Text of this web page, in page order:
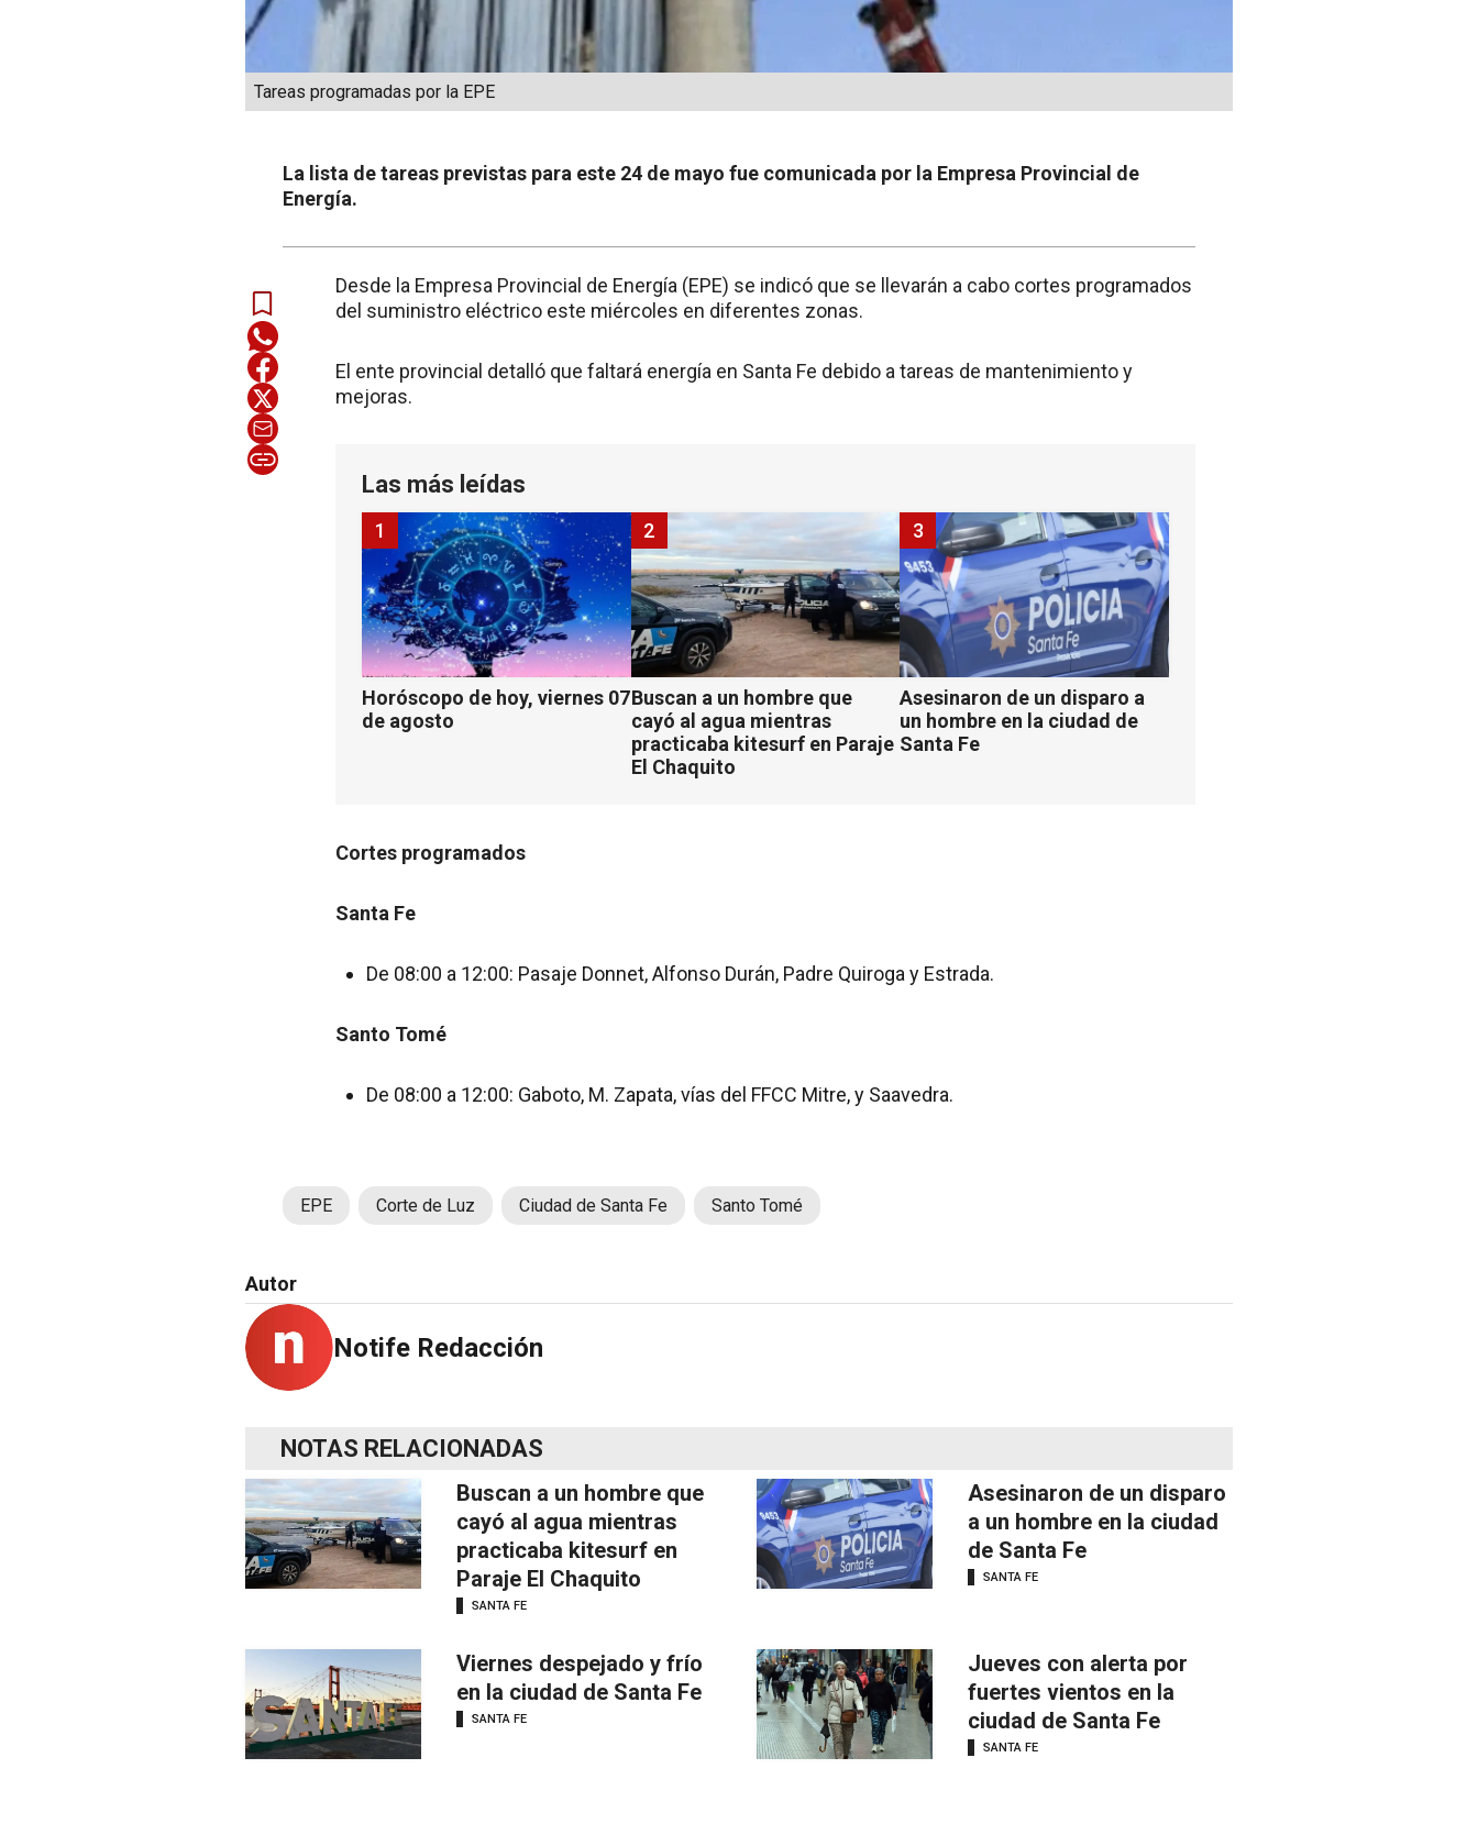
Tareas programadas por la EPE
La lista de tareas previstas para este 24 de mayo fue comunicada por la Empresa Provincial de
Energía.
Desde la Empresa Provincial de Energía (EPE) se indicó que se llevarán a cabo cortes programados
del suministro eléctrico este miércoles en diferentes zonas.
El ente provincial detalló que faltará energía en Santa Fe debido a tareas de mantenimiento y
mejoras.
Las más leídas
Horóscopo de hoy, viernes 07
de agosto
1
Buscan a un hombre que
cayó al agua mientras
practicaba kitesurf en Paraje
El Chaquito
2
Asesinaron de un disparo a
un hombre en la ciudad de
Santa Fe
3
Cortes programados
Santa Fe
De 08:00 a 12:00: Pasaje Donnet, Alfonso Durán, Padre Quiroga y Estrada.
Santo Tomé
De 08:00 a 12:00: Gaboto, M. Zapata, vías del FFCC Mitre, y Saavedra.
EPE Corte de Luz Ciudad de Santa Fe Santo Tomé
Autor
Notife Redacción
NOTAS RELACIONADAS
Buscan a un hombre que
cayó al agua mientras
practicaba kitesurf en
Paraje El Chaquito
SANTA FE
Asesinaron de un disparo
a un hombre en la ciudad
de Santa Fe
SANTA FE
Viernes despejado y frío
en la ciudad de Santa Fe
SANTA FE
Jueves con alerta por
fuertes vientos en la
ciudad de Santa Fe
SANTA FE